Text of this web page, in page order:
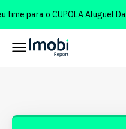
time para o CUPOLA Aluguel Day